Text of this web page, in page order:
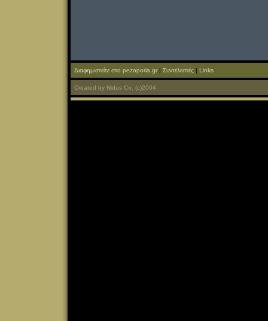
Διαφημιστείτε στο pezoporia.gr | Συντελεστές | Links
Created by Nidus Co. (c)2004